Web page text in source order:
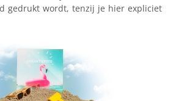
gedrukt wordt, tenzij je hier expliciet